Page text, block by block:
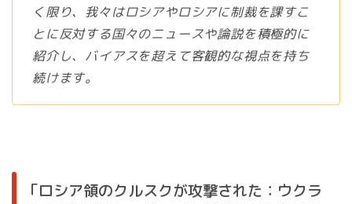
く限り、我々はロシアやロシアに制裁を課すこ
とに反対する国々のニュースや論説を積極的に
紹介し、バイアスを超えて客観的な視点を持ち
続けます。
「ロシア領のクルスクが攻撃された：ウクラ